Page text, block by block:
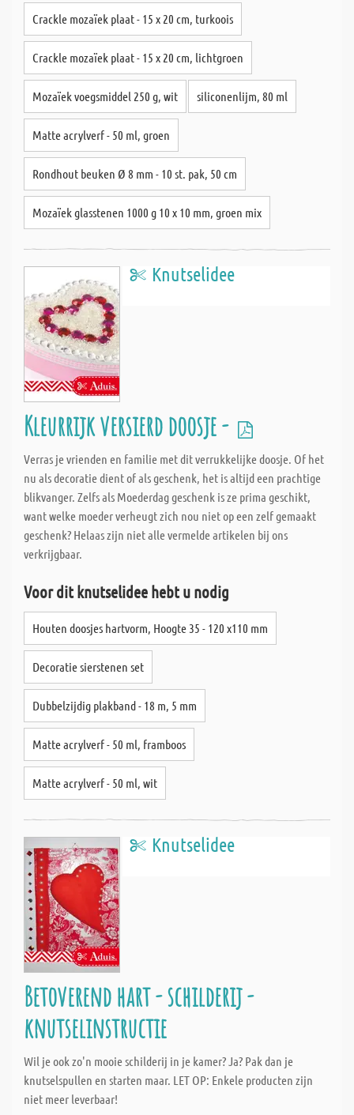
Crackle mozaïek plaat - 15 x 20 cm, turkoois
Crackle mozaïek plaat - 15 x 20 cm, lichtgroen
Mozaïek voegsmiddel 250 g, wit siliconenlijm, 80 ml
Matte acrylverf - 50 ml, groen
Rondhout beuken Ø 8 mm - 10 st. pak, 50 cm
Mozaïek glasstenen 1000 g 10 x 10 mm, groen mix
Knutselidee
Kleurrijk versierd doosje -
Verras je vrienden en familie met dit verrukkelijke doosje. Of het
nu als decoratie dient of als geschenk, het is altijd een prachtige
blikvanger. Zelfs als Moederdag geschenk is ze prima geschikt,
want welke moeder verheugt zich nou niet op een zelf gemaakt
geschenk? Helaas zijn niet alle vermelde artikelen bij ons
verkrijgbaar.
Voor dit knutselidee hebt u nodig
Houten doosjes hartvorm, Hoogte 35 - 120 x110 mm
Decoratie sierstenen set
Dubbelzijdig plakband - 18 m, 5 mm
Matte acrylverf - 50 ml, framboos
Matte acrylverf - 50 ml, wit
Knutselidee
Betoverend hart - schilderij -
knutselinstructie
Wil je ook zo'n mooie schilderij in je kamer? Ja? Pak dan je
knutselspullen en starten maar. LET OP: Enkele producten zijn
niet meer leverbaar!